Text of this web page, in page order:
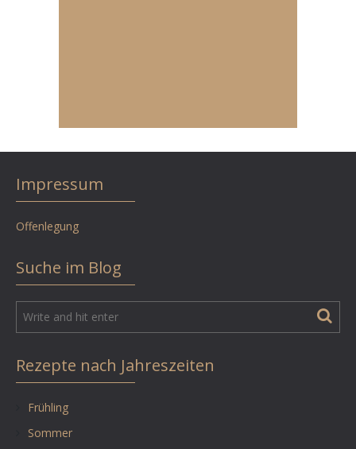
Impressum
Offenlegung
Suche im Blog
Rezepte nach Jahreszeiten
Frühling
Sommer